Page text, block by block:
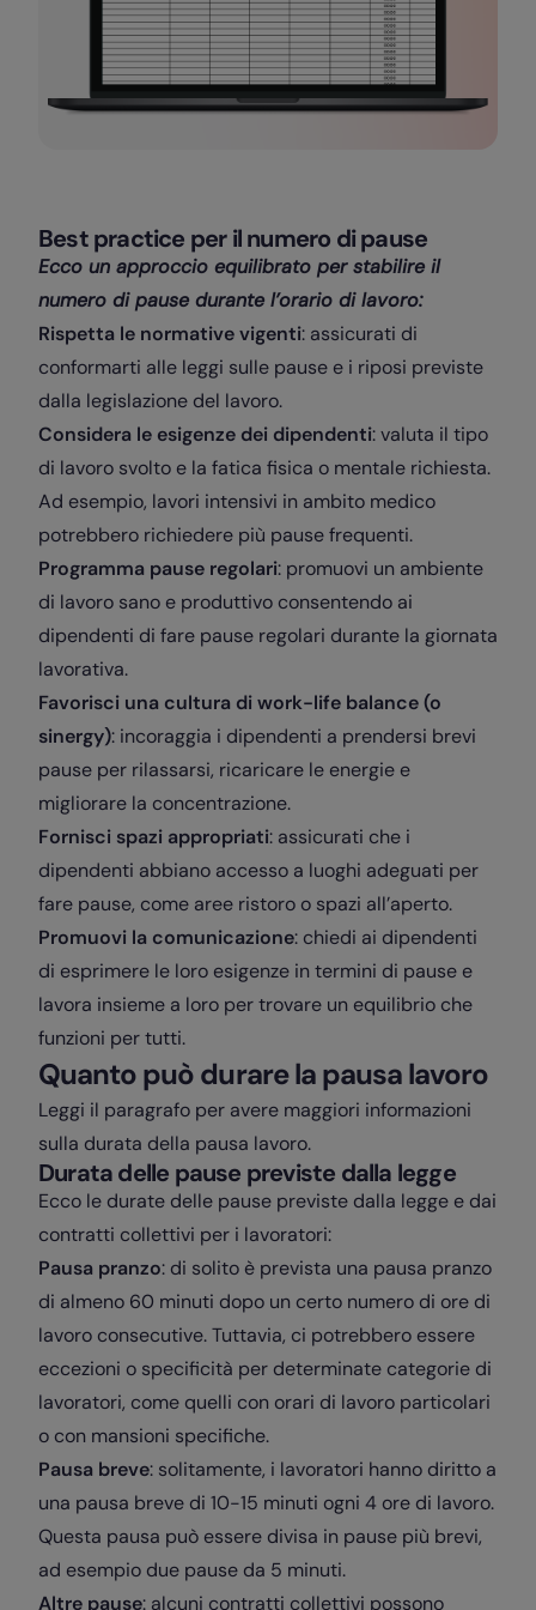
Best practice per il numero di pause
Ecco un approccio equilibrato per stabilire il
numero di pause durante l’orario di lavoro:
Rispetta le normative vigenti: assicurati di
conformarti alle leggi sulle pause e i riposi previste
dalla legislazione del lavoro.
Considera le esigenze dei dipendenti: valuta il tipo
di lavoro svolto e la fatica fisica o mentale richiesta.
Ad esempio, lavori intensivi in ambito medico
potrebbero richiedere più pause frequenti.
Programma pause regolari: promuovi un ambiente
di lavoro sano e produttivo consentendo ai
dipendenti di fare pause regolari durante la giornata
lavorativa.
Favorisci una cultura di work-life balance (o
sinergy): incoraggia i dipendenti a prendersi brevi
pause per rilassarsi, ricaricare le energie e
migliorare la concentrazione.
Fornisci spazi appropriati: assicurati che i
dipendenti abbiano accesso a luoghi adeguati per
fare pause, come aree ristoro o spazi all’aperto.
Promuovi la comunicazione: chiedi ai dipendenti
di esprimere le loro esigenze in termini di pause e
lavora insieme a loro per trovare un equilibrio che
funzioni per tutti.
Quanto può durare la pausa lavoro
Leggi il paragrafo per avere maggiori informazioni
sulla durata della pausa lavoro.
Durata delle pause previste dalla legge
Ecco le durate delle pause previste dalla legge e dai
contratti collettivi per i lavoratori:
Pausa pranzo: di solito è prevista una pausa pranzo
di almeno 60 minuti dopo un certo numero di ore di
lavoro consecutive. Tuttavia, ci potrebbero essere
eccezioni o specificità per determinate categorie di
lavoratori, come quelli con orari di lavoro particolari
o con mansioni specifiche.
Pausa breve: solitamente, i lavoratori hanno diritto a
una pausa breve di 10-15 minuti ogni 4 ore di lavoro.
Questa pausa può essere divisa in pause più brevi,
ad esempio due pause da 5 minuti.
Altre pause: alcuni contratti collettivi possono